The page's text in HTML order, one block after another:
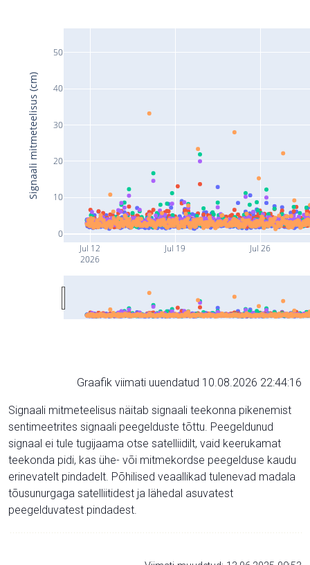
Jul 12
2026
Jul 19 Jul 26
0
10
20
30
40
50
Signaali mitmeteelisus (cm)
Graafik viimati uuendatud 10.08.2026 22:44:16
Signaali mitmeteelisus näitab signaali teekonna pikenemist
sentimeetrites signaali peegelduste tõttu. Peegeldunud
signaal ei tule tugijaama otse satelliidilt, vaid keerukamat
teekonda pidi, kas ühe- või mitmekordse peegelduse kaudu
erinevatelt pindadelt. Põhilised veaallikad tulenevad madala
tõusunurgaga satelliitidest ja lähedal asuvatest
peegelduvatest pindadest.